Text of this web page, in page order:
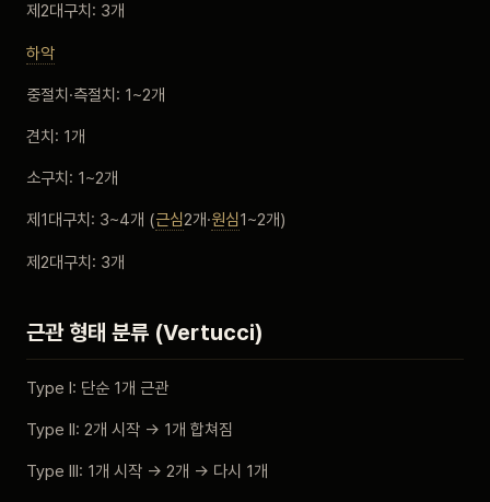
제2대구치: 3개
하악
중절치·측절치: 1~2개
견치: 1개
소구치: 1~2개
제1대구치: 3~4개 (근심2개·원심1~2개)
제2대구치: 3개
근관 형태 분류 (Vertucci)
Type I: 단순 1개 근관
Type II: 2개 시작 → 1개 합쳐짐
Type III: 1개 시작 → 2개 → 다시 1개